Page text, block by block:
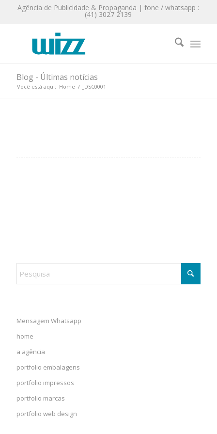
Agência de Publicidade & Propaganda | fone / whatsapp :
(41) 3027 2139
Blog - Últimas notícias
Você está aqui: Home / _DSC0001
Mensagem Whatsapp
home
a agência
portfolio embalagens
portfolio impressos
portfolio marcas
portfolio web design